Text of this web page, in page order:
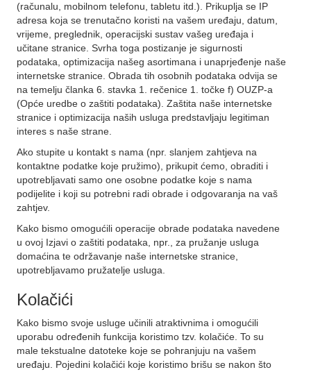
(računalu, mobilnom telefonu, tabletu itd.). Prikuplja se IP
adresa koja se trenutačno koristi na vašem uređaju, datum,
vrijeme, preglednik, operacijski sustav vašeg uređaja i
učitane stranice. Svrha toga postizanje je sigurnosti
podataka, optimizacija našeg asortimana i unaprjeđenje naše
internetske stranice. Obrada tih osobnih podataka odvija se
na temelju članka 6. stavka 1. rečenice 1. točke f) OUZP-a
(Opće uredbe o zaštiti podataka). Zaštita naše internetske
stranice i optimizacija naših usluga predstavljaju legitiman
interes s naše strane.
Ako stupite u kontakt s nama (npr. slanjem zahtjeva na
kontaktne podatke koje pružimo), prikupit ćemo, obraditi i
upotrebljavati samo one osobne podatke koje s nama
podijelite i koji su potrebni radi obrade i odgovaranja na vaš
zahtjev.
Kako bismo omogućili operacije obrade podataka navedene
u ovoj Izjavi o zaštiti podataka, npr., za pružanje usluga
domaćina te održavanje naše internetske stranice,
upotrebljavamo pružatelje usluga.
Kolačići
Kako bismo svoje usluge učinili atraktivnima i omogućili
uporabu određenih funkcija koristimo tzv. kolačiće. To su
male tekstualne datoteke koje se pohranjuju na vašem
uređaju. Pojedini kolačići koje koristimo brišu se nakon što